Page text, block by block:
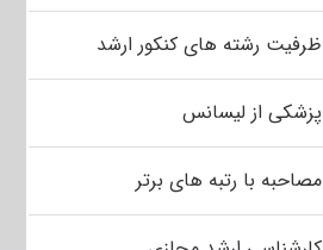
ظرفیت رشته های کنکور ارشد
پزشکی از لیسانس
مصاحبه با رتبه های برتر